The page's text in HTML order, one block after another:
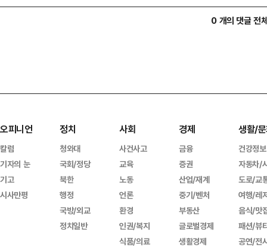
0 개의 댓글 전
오피니언
칼럼
기자의 눈
기고
시사만평
정치
청와대
국회/정당
북한
행정
국방/외교
정치일반
사회
사건사고
교육
노동
언론
환경
인권/복지
식품/의료
경제
금융
증권
산업/재계
중기/벤처
부동산
글로벌경제
생활경제
생활/
건강정보
자동차/
도로/교
여행/레
음식/맛
패션/뷰
공연/전